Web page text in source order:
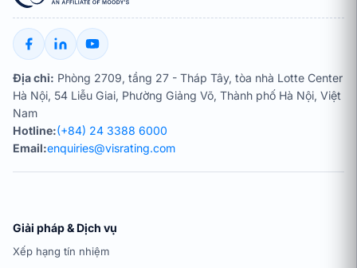
Địa chỉ: Phòng 2709, tầng 27 - Tháp Tây, tòa nhà Lotte Center
Hà Nội, 54 Liễu Giai, Phường Giảng Võ, Thành phố Hà Nội, Việt
Nam
Hotline:(+84) 24 3388 6000
Email:enquiries@visrating.com
Giải pháp & Dịch vụ
Xếp hạng tín nhiệm